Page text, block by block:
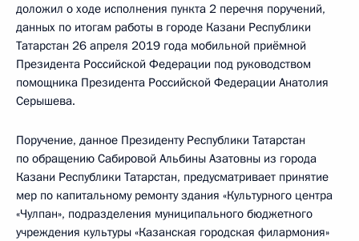
доложил о ходе исполнения пункта 2 перечня поручений,
данных по итогам работы в городе Казани Республики
Татарстан 26 апреля 2019 года мобильной приёмной
Президента Российской Федерации под руководством
помощника Президента Российской Федерации Анатолия
Серышева.
Поручение, данное Президенту Республики Татарстан
по обращению Сабировой Альбины Азатовны из города
Казани Республики Татарстан, предусматривает принятие
мер по капитальному ремонту здания «Культурного центра
«Чулпан», подразделения муниципального бюджетного
учреждения культуры «Казанская городская филармония»